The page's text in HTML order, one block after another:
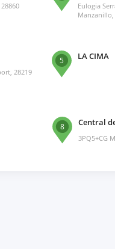
Eulogia
Manzanillo,
28219
5 LA CIMA
8 Central
3PQ5+CG